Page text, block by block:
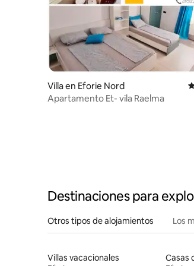
Villa en Eforie Nord
Apartamento Et- vila Raelma
Destinaciones para
Otros tipos de alojamientos Los
Villas vacacionales